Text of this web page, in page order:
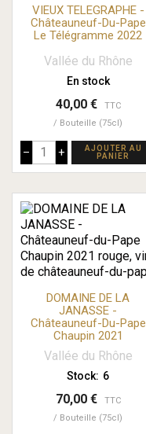
VIEUX TELEGRAPHE -
Châteauneuf-Du-Pape
Le Télégramme 2022
Vallée du Rhône
En stock
40,00 €
TTC
Bouteille (75cl)
– +
AJOUTER AU
PANIER
DOMAINE DE LA
JANASSE -
Châteauneuf-Du-Pape
Chaupin 2021
Vallée du Rhône
Stock: 6
70,00 €
TTC
Bouteille (75cl)